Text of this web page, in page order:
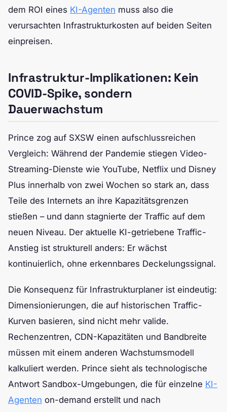
dem ROI eines KI-Agenten muss also die
verursachten Infrastrukturkosten auf beiden Seiten
einpreisen.
Infrastruktur-Implikationen: Kein
COVID-Spike, sondern
Dauerwachstum
Prince zog auf SXSW einen aufschlussreichen
Vergleich: Während der Pandemie stiegen Video-
Streaming-Dienste wie YouTube, Netflix und Disney
Plus innerhalb von zwei Wochen so stark an, dass
Teile des Internets an ihre Kapazitätsgrenzen
stießen – und dann stagnierte der Traffic auf dem
neuen Niveau. Der aktuelle KI-getriebene Traffic-
Anstieg ist strukturell anders: Er wächst
kontinuierlich, ohne erkennbares Deckelungssignal.
Die Konsequenz für Infrastrukturplaner ist eindeutig:
Dimensionierungen, die auf historischen Traffic-
Kurven basieren, sind nicht mehr valide.
Rechenzentren, CDN-Kapazitäten und Bandbreite
müssen mit einem anderen Wachstumsmodell
kalkuliert werden. Prince sieht als technologische
Antwort Sandbox-Umgebungen, die für einzelne KI-
Agenten on-demand erstellt und nach